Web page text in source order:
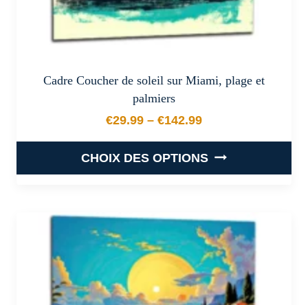
produit
Cadre Coucher de soleil sur Miami, plage et
palmiers
€29.99 – €142.99
Plage de prix : €29.99 à
CHOIX DES OPTIONS
a
plusieurs
variations.
options